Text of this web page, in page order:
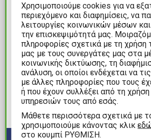
17,99€
The Squid Game: Minix -
Masked Triangle Guard
#157 Φιγούρα
Αγαλματίδιο (12cm)
Διαθέσιμα: 2
69,99€
Marvel
Rocket
#1) by
1/6
Χρησιμοποιούμε cookies για να
περιεχόμενο και διαφημίσεις, να
λειτουργίες κοινωνικών μέσων
την επισκεψιμότητά μας.
πληροφορίες σχετικά με τη χρήση
μας με τους συνεργάτες μας στα
κοινωνικής δικτύωσης, τη
ανάλυση, οι οποίοι ενδέχεται να
με άλλες πληροφορίες που τους
ή που έχουν συλλέξει από τη
υπηρεσιών τους από εσάς.
Mάθετε περισσότερα σχετικά με
χρησιμοποιούμε κάνοντας κλικ
στο κουμπί ΡΥΘΜΙΣΗ.